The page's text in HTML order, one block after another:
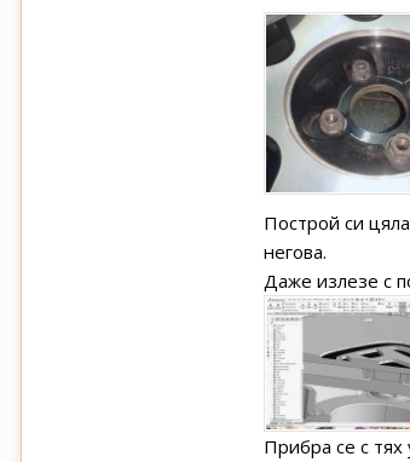
Построй си
негова.
Даже излезе с
Прибра се с тях